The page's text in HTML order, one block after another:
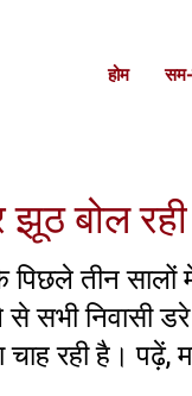
होम सम-
बोल
तीन सालों में
सभी निवासी
चाह रही है।